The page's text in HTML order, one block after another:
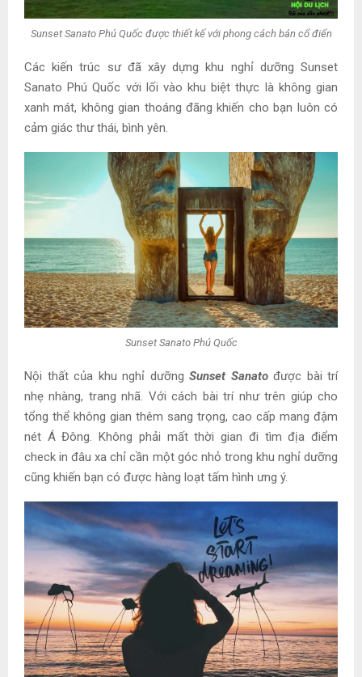
Sunset Sanato Phú Quốc được thiết kế với phong cách bán cổ điển
Các kiến trúc sư đã xây dựng khu nghỉ dưỡng Sunset
Sanato Phú Quốc với lối vào khu biệt thực là không gian
xanh mát, không gian thoáng đãng khiến cho bạn luôn có
cảm giác thư thái, bình yên.
Sunset Sanato Phú Quốc
Nội thất của khu nghỉ dưỡng Sunset Sanatođược bài trí
nhẹ nhàng, trang nhã. Với cách bài trí như trên giúp cho
tổng thể không gian thêm sang trọng, cao cấp mang đậm
nét Á Đông. Không phải mất thời gian đi tìm địa điểm
check in đâu xa chỉ cần một góc nhỏ trong khu nghỉ dưỡng
cũng khiến bạn có được hàng loạt tấm hình ưng ý.